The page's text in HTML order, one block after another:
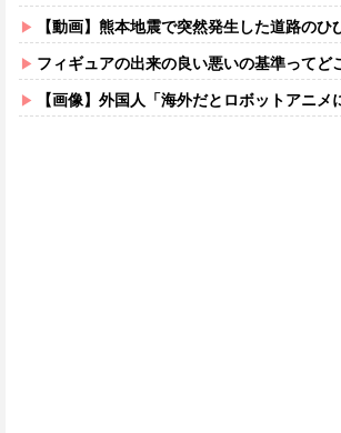
【動画】熊本地震で突然発生した道路の
フィギュアの出来の良い悪いの基準ってど
【画像】外国人「海外だとロボットアニ